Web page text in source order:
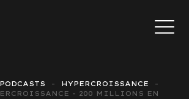
PODCASTS
HYPERCROISSANCE
- 200 MILLIONS EN